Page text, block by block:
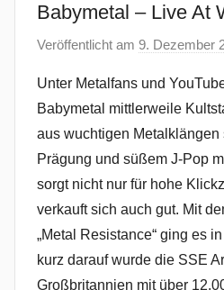
Babymetal – Live At
Veröffentlicht am 9. Dezember
Unter Metalfans und
Babymetal mittlerweile
aus wuchtigen
Prägung und süßem J-Pop
sorgt nicht nur für hohe
verkauft sich auch gut. Mit
„Metal Resistance“ ging es
kurz darauf wurde die SSE
Großbritannien mit über